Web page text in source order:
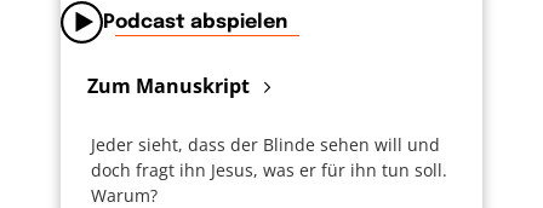
Podcast abspielen
Zum Manuskript
Jeder sieht, dass der Blinde sehen will und
doch fragt ihn Jesus, was er für ihn tun soll.
Warum?